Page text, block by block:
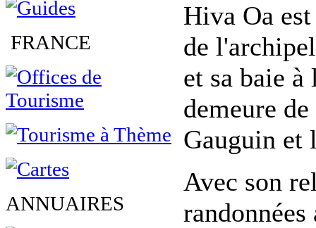
FRANCE
ANNUAIRES
Hiva Oa
de
et sa baie
demeure
Gauguin et
Avec son